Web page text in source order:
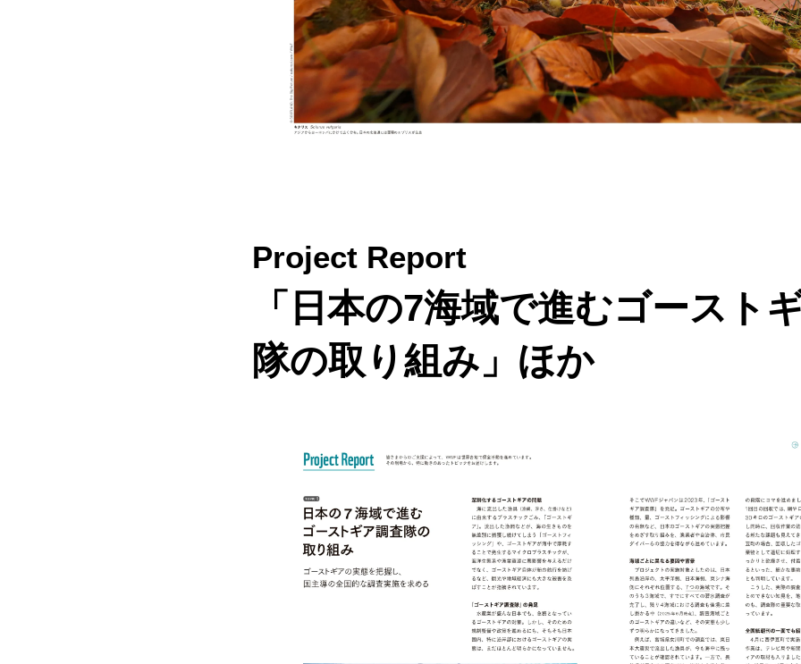
Project Report​
「日本の7海域で進むゴースト
隊の取り組み」ほか​